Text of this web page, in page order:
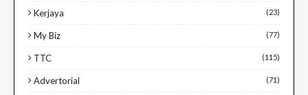
Kerjaya (23)
My Biz (77)
TTC (115)
Advertorial (71)